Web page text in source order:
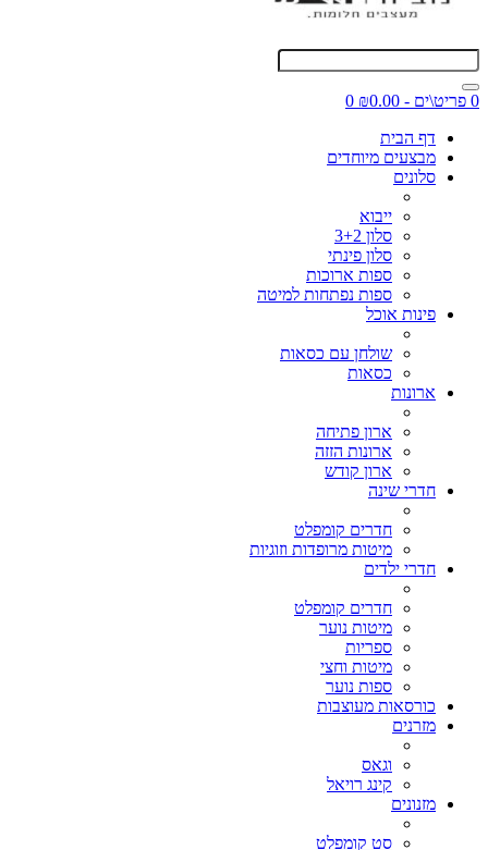
0 פריט\ים - ₪0.00
0
דף הבית
מבצעים מיוחדים
סלונים
ייבוא
סלון 3+2
סלון פינתי
ספות ארוכות
ספות נפתחות למיטה
פינות אוכל
שולחן עם כסאות
כסאות
ארונות
ארון פתיחה
ארונות הזזה
ארון קודש
חדרי שינה
חדרים קומפלט
מיטות מרופדות וזוגיות
חדרי ילדים
חדרים קומפלט
מיטות נוער
ספריות
מיטות וחצי
ספות נוער
כורסאות מעוצבות
מזרנים
וגאס
קינג רויאל
מזנונים
סט קומפלט